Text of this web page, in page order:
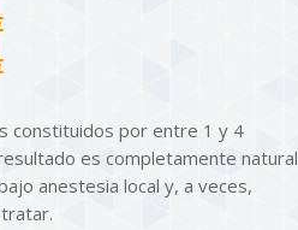
constituidos por entre 1 y 4
es completamente natural
anestesia local y, a veces,